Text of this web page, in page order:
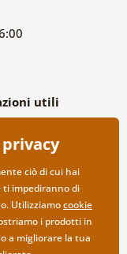
utili
all’ingrosso
ciò di cui hai
ti impediranno di
Utilizziamocookie
i prodotti in
a migliorare la tua